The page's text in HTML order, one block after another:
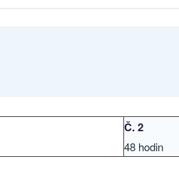
Č. 2
48 hodin